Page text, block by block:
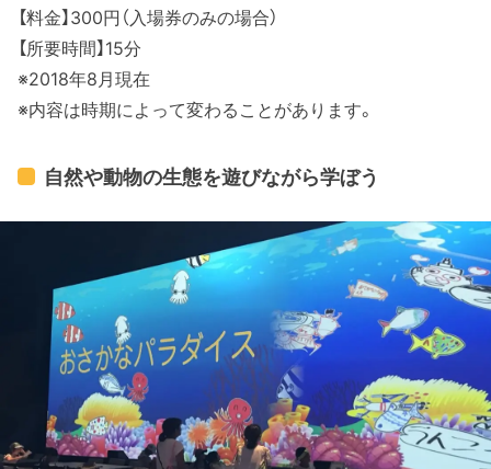
【料金】300円（入場券のみの場合）
【所要時間】15分
※2018年8月現在
※内容は時期によって変わることがあります。
自然や動物の生態を遊びながら学ぼう